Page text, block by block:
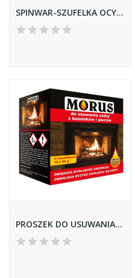
SPINWAR-SZUFELKA OCYNK DO WĘGLA
PROSZEK DO USUWANIA SADZY 50G A'10 MORUS